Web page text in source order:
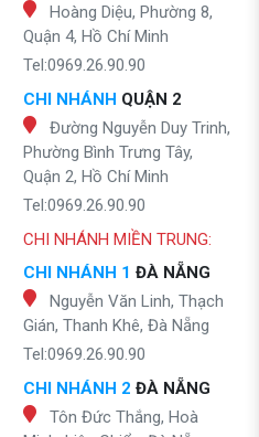
Hoàng Diệu, Phường 8,
Quận 4, Hồ Chí Minh
Tel:0969.26.90.90
CHI NHÁNH QUẬN 2
Đường Nguyễn Duy Trinh,
Phường Bình Trưng Tây,
Quận 2, Hồ Chí Minh
Tel:0969.26.90.90
CHI NHÁNH MIỀN TRUNG:
CHI NHÁNH 1 ĐÀ NẴNG
Nguyễn Văn Linh, Thạch
Gián, Thanh Khê, Đà Nẵng
Tel:0969.26.90.90
CHI NHÁNH 2 ĐÀ NẴNG
Tôn Đức Thắng, Hoà